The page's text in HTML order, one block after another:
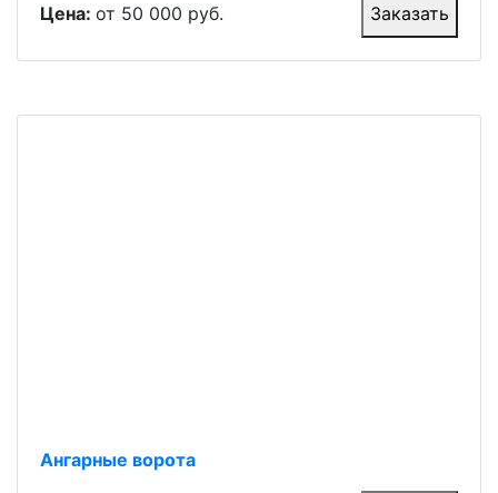
Цена: от 50 000 руб. Заказать
Ангарные ворота